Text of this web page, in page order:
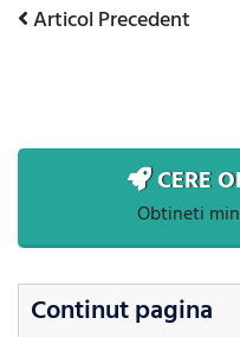
Navigare
articole
Articol
Articol Precedent
CERE
Obtineti
Continut pagina